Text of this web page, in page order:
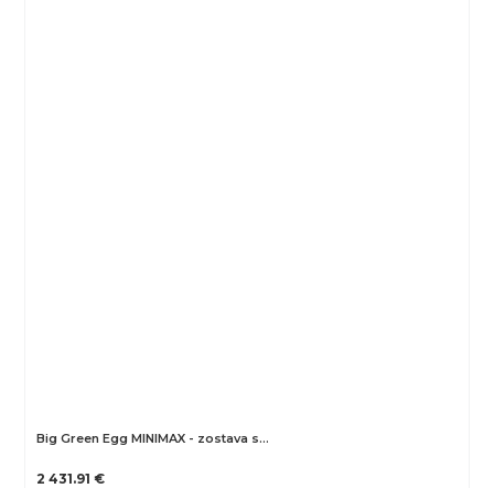
Big Green Egg MINIMAX - zostava s…
2 431.91 €